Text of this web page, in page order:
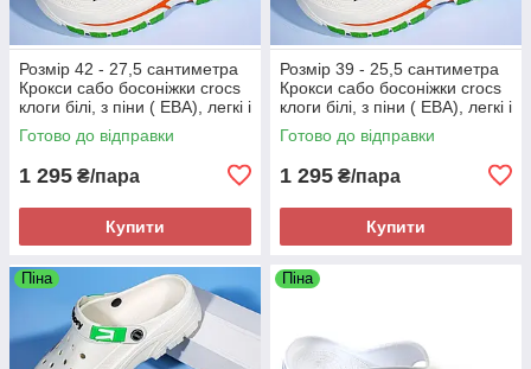
Розмір 42 - 27,5 сантиметра
Крокси сабо босоніжки crocs
клоги білі, з піни ( ЕВА), легкі і
зручні
Готово до відправки
1 295 ₴/пара
Купити
Розмір 39 - 25,5 сантиметра
Крокси сабо босоніжки crocs
клоги білі, з піни ( ЕВА), легкі і
зручні
Готово до відправки
1 295 ₴/пара
Купити
Піна Піна